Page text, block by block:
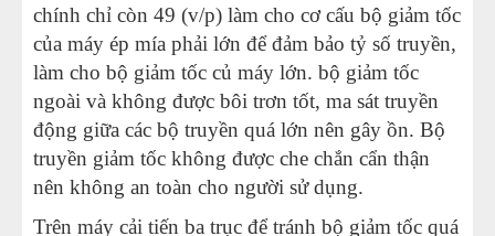
chính chỉ còn 49 (v/p) làm cho cơ cấu bộ giảm tốc
của máy ép mía phải lớn để đảm bảo tỷ số truyền,
làm cho bộ giảm tốc củ máy lớn. bộ giảm tốc
ngoài và không được bôi trơn tốt, ma sát truyền
động giữa các bộ truyền quá lớn nên gây ồn. Bộ
truyền giảm tốc không được che chắn cẩn thận
nên không an toàn cho người sử dụng.
Trên máy cải tiến ba trục để tránh bộ giảm tốc quá